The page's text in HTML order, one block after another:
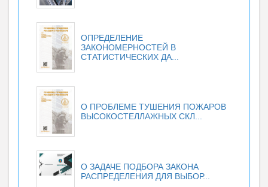
ОПРЕДЕЛЕНИЕ
ЗАКОНОМЕРНОСТЕЙ В
СТАТИСТИЧЕСКИХ ДА...
О ПРОБЛЕМЕ ТУШЕНИЯ ПОЖАРОВ
ВЫСОКОСТЕЛЛАЖНЫХ СКЛ...
О ЗАДАЧЕ ПОДБОРА ЗАКОНА
РАСПРЕДЕЛЕНИЯ ДЛЯ ВЫБОР...